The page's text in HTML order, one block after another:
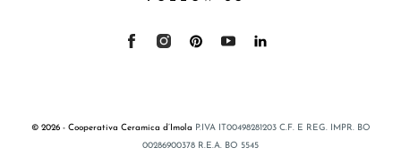
© 2026 - Cooperativa Ceramica d’Imola P.IVA IT00498281203 C.F. E REG. IMPR. BO
00286900378 R.E.A. BO 5545